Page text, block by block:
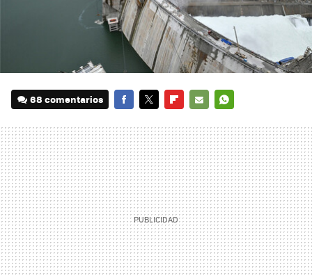
68 comentarios
MAIL